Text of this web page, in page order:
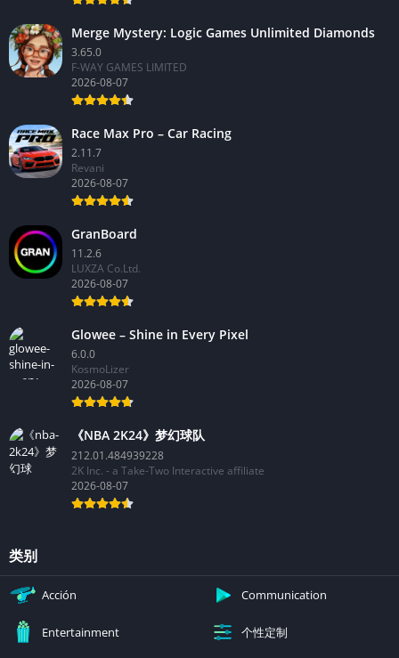
Merge Mystery: Logic Games Unlimited Diamonds
3.65.0
F-WAY GAMES LIMITED
2026-08-07
Race Max Pro – Car Racing
2.11.7
Revani
2026-08-07
GranBoard
11.2.6
LUXZA Co.Ltd.
2026-08-07
Glowee – Shine in Every Pixel
6.0.0
KosmoLizer
2026-08-07
《NBA 2K24》梦幻球队
212.01.484939228
2K Inc. - a Take-Two Interactive affiliate
2026-08-07
类别
Acción Communication
Entertainment 个性定制